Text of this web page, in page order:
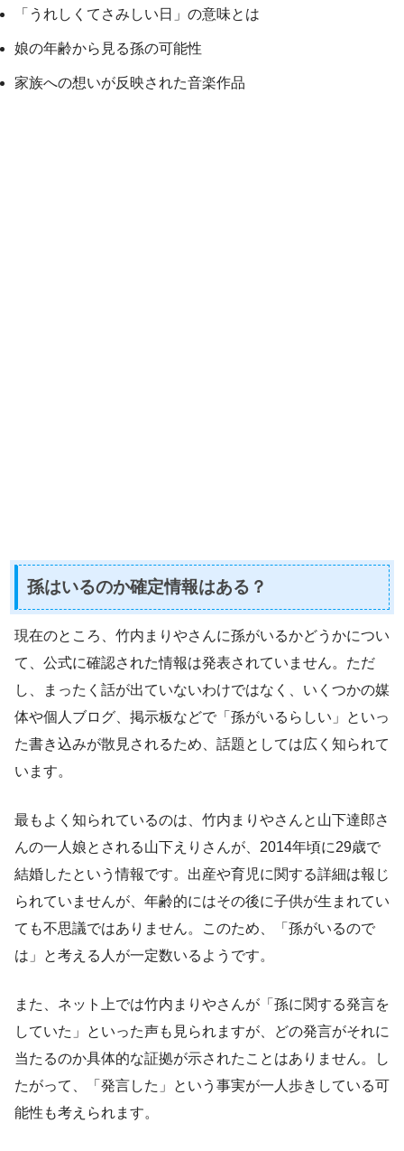
「うれしくてさみしい日」の意味とは
娘の年齢から見る孫の可能性
家族への想いが反映された音楽作品
孫はいるのか確定情報はある？
現在のところ、竹内まりやさんに孫がいるかどうかについ
て、公式に確認された情報は発表されていません。ただ
し、まったく話が出ていないわけではなく、いくつかの媒
体や個人ブログ、掲示板などで「孫がいるらしい」といっ
た書き込みが散見されるため、話題としては広く知られて
います。
最もよく知られているのは、竹内まりやさんと山下達郎さ
んの一人娘とされる山下えりさんが、2014年頃に29歳で
結婚したという情報です。出産や育児に関する詳細は報じ
られていませんが、年齢的にはその後に子供が生まれてい
ても不思議ではありません。このため、「孫がいるので
は」と考える人が一定数いるようです。
また、ネット上では竹内まりやさんが「孫に関する発言を
していた」といった声も見られますが、どの発言がそれに
当たるのか具体的な証拠が示されたことはありません。し
たがって、「発言した」という事実が一人歩きしている可
能性も考えられます。